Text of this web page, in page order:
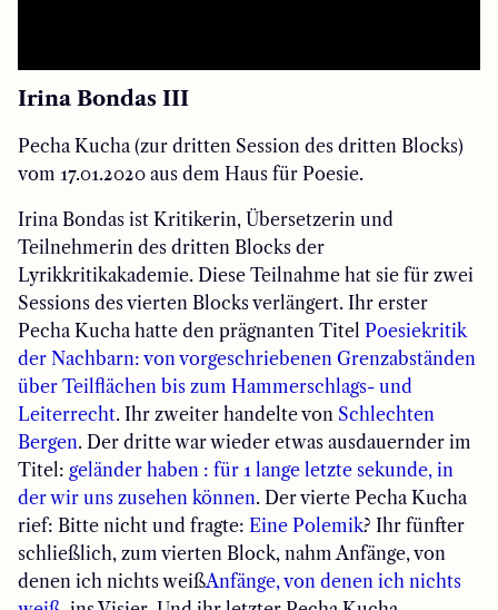
Irina Bondas III
Pecha Kucha (zur dritten Session des dritten Blocks)
vom 17.01.2020 aus dem Haus für Poesie.
Irina Bondas ist Kritikerin, Übersetzerin und
Teilnehmerin des dritten Blocks der
Lyrikkritikakademie. Diese Teilnahme hat sie für zwei
Sessions des vierten Blocks verlängert. Ihr erster
Pecha Kucha hatte den prägnanten Titel Poesiekritik
der Nachbarn: von vorgeschriebenen Grenzabständen
über Teilflächen bis zum Hammerschlags- und
Leiterrecht. Ihr zweiter handelte von Schlechten
Bergen. Der dritte war wieder etwas ausdauernder im
Titel: geländer haben : für 1 lange letzte sekunde, in
der wir uns zusehen können. Der vierte Pecha Kucha
rief: Bitte nicht und fragte: Eine Polemik? Ihr fünfter
schließlich, zum vierten Block, nahm Anfänge, von
denen ich nichts weißAnfänge, von denen ich nichts